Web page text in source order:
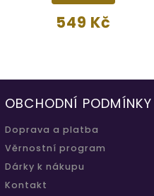
549 Kč
OBCHODNÍ PODMÍNKY
Doprava a platba
Věrnostní program
Dárky k nákupu
Kontakt